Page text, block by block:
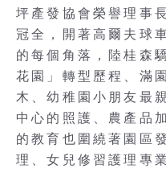
坪產發協會榮譽理事
冠全，開著高爾夫球
的每個角落，陸桂森
花園」轉型歷程、滿
木、幼稚園小朋友最
中心的照護、農產品
的教育也圍繞著園區
理、女兒修習護理專